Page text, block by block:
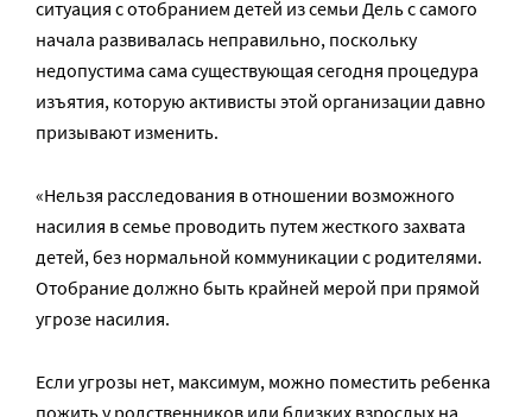
ситуация с отобранием детей из семьи Дель с самого
начала развивалась неправильно, поскольку
недопустима сама существующая сегодня процедура
изъятия, которую активисты этой организации давно
призывают изменить.
«Нельзя расследования в отношении возможного
насилия в семье проводить путем жесткого захвата
детей, без нормальной коммуникации с родителями.
Отобрание должно быть крайней мерой при прямой
угрозе насилия.
Если угрозы нет, максимум, можно поместить ребенка
пожить у родственников или близких взрослых на